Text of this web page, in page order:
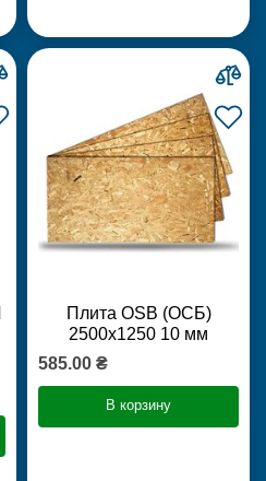
Плита OSB (ОСБ)
2500х1250 10 мм
585.00 ₴
В корзину